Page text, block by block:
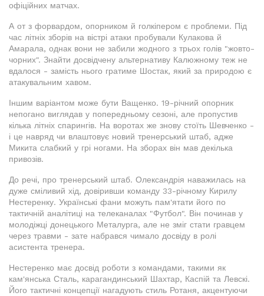
офіційних матчах.
А от з форвардом, опорником й голкіпером є проблеми. Під
час літніх зборів на вістрі атаки пробували Кулакова й
Амарала, однак вони не забили жодного з трьох голів "жовто-
чорних". Знайти досвідчену альтернативу Калюжному теж не
вдалося - замість нього гратиме Шостак, який за природою є
атакувальним хавом.
Іншим варіантом може бути Ващенко. 19-річний опорник
непогано виглядав у попередньому сезоні, але пропустив
кілька літніх спарингів. На воротах же знову стоїть Шевченко -
і це навряд чи влаштовує новий тренерський штаб, адже
Микита слабкий у грі ногами. На зборах він мав декілька
привозів.
До речі, про тренерський штаб. Олександрія наважилась на
дуже сміливий хід, довіривши команду 33-річному Кирилу
Нестеренку. Українські фани можуть пам'ятати його по
тактичній аналітиці на телеканалах "Футбол". Він починав у
молодіжці донецького Металурга, але не зміг стати гравцем
через травми - зате набрався чимало досвіду в ролі
асистента тренера.
Нестеренко має досвід роботи з командами, такими як
кам'янська Сталь, карагандинський Шахтар, Каспій та Левскі.
Його тактичні концепції нагадують стиль Ротаня, акцентуючи